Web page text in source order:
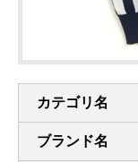
カテゴリ名
ブランド名